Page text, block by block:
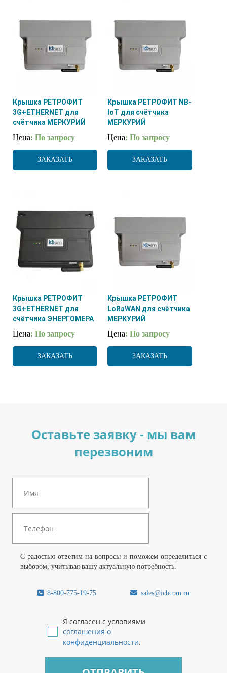
Крышка РЕТРОФИТ
3G+ETHERNET для
счётчика МЕРКУРИЙ
Цена: По запросу
ЗАКАЗАТЬ
Крышка РЕТРОФИТ NB-
IoT для счётчика
МЕРКУРИЙ
Цена: По запросу
ЗАКАЗАТЬ
Крышка РЕТРОФИТ
3G+ETHERNET для
счётчика ЭНЕРГОМЕРА
Цена: По запросу
ЗАКАЗАТЬ
Крышка РЕТРОФИТ
LoRaWAN для счётчика
МЕРКУРИЙ
Цена: По запросу
ЗАКАЗАТЬ
Оставьте заявку - мы вам
перезвоним
С радостью ответим на вопросы и поможем определиться с
выбором, учитывая вашу актуальную потребность.
8-800-775-19-75 sales@icbcom.ru
Я согласен с условиями
соглашения о
конфиденциальности.